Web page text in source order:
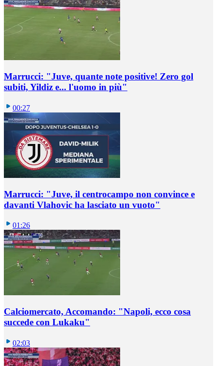
Marrucci: "Juve, quante note positive! Zero gol
subiti, Yildiz e... l'uomo in più"
00:27
Marrucci: "Juve, il centrocampo non convince e
davanti Vlahovic ha lasciato un vuoto"
01:26
Calciomercato, Accomando: "Napoli, ecco cosa
succede con Lukaku"
02:03